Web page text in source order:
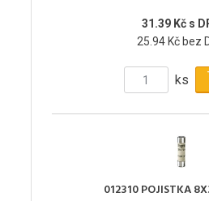
31.39 Kč s
25.94 Kč bez
ks
012310 POJISTKA